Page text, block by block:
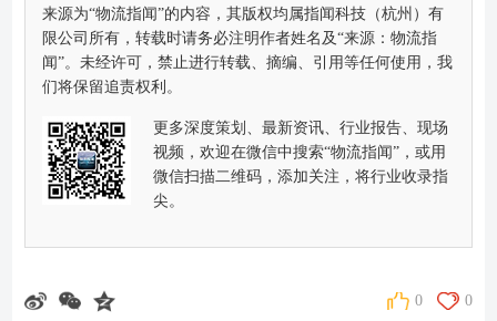
来源为“物流指闻”的内容，其版权均属指闻科技（杭州）有
限公司所有，转载时请务必注明作者姓名及“来源：物流指
闻”。未经许可，禁止进行转载、摘编、引用等任何使用，我
们将保留追责权利。
更多深度策划、最新资讯、行业报告、现场
视频，欢迎在微信中搜索“物流指闻”，或用
微信扫描二维码，添加关注，将行业收录指
尖。
0 0